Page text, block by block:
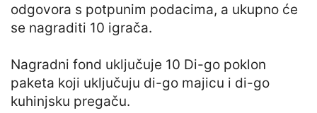
odgovora s potpunim podacima, a ukupno će
se nagraditi 10 igrača.
Nagradni fond uključuje 10 Di-go poklon
paketa koji uključuju di-go majicu i di-go
kuhinjsku pregaču.